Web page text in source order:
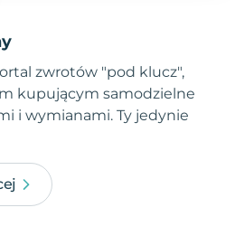
zwrotów "pod klucz",
kupującym samodzielne
i wymianami. Ty jedynie